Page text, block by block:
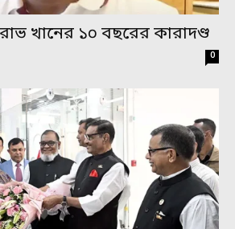
খানের ১০ বছরের কারাদণ্ড
0